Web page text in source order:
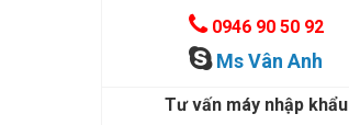
0946 90 50 92
Ms Vân Anh
Tư vấn máy nhập khẩu